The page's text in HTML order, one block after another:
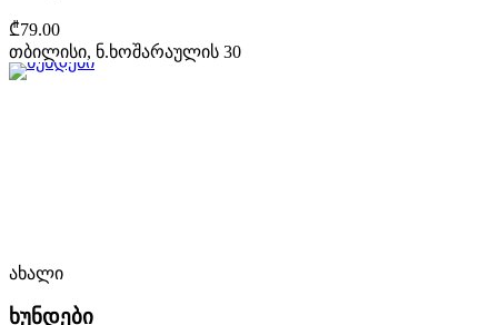
₾79.00
თბილისი, ნ.ხოშარაულის 30
ახალი
ხუნდები